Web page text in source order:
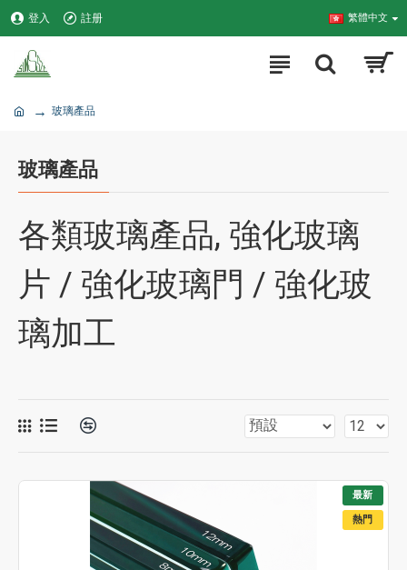
登入 註册 繁體中文
玻璃產品
玻璃產品
各類玻璃產品, 強化玻璃
片 / 強化玻璃門 / 強化玻
璃加工
最新
熱門